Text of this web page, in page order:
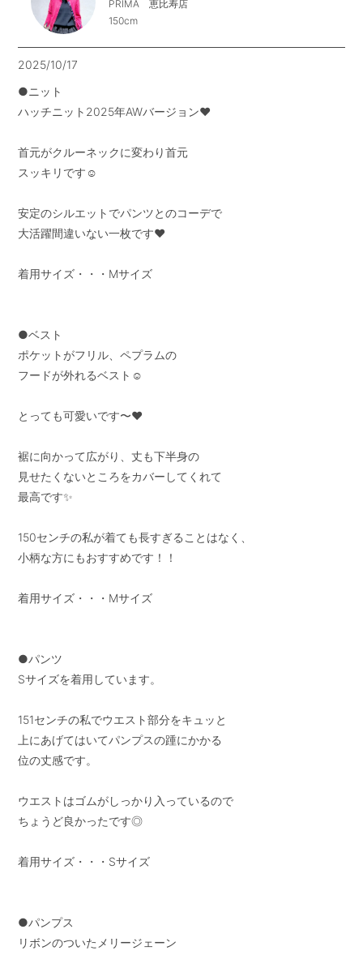
PRIMA 恵比寿店
150cm
2025/10/17
●ニット
ハッチニット2025年AWバージョン❤︎
首元がクルーネックに変わり首元
スッキリです☺︎
安定のシルエットでパンツとのコーデで
大活躍間違いない一枚です❤︎
着用サイズ・・・Mサイズ
●ベスト
ポケットがフリル、ペプラムの
フードが外れるベスト☺︎
とっても可愛いです〜❤︎
裾に向かって広がり、丈も下半身の
見せたくないところをカバーしてくれて
最高です✨
150センチの私が着ても長すぎることはなく、
小柄な方にもおすすめです！！
着用サイズ・・・Mサイズ
●パンツ
Sサイズを着用しています。
151センチの私でウエスト部分をキュッと
上にあげてはいてパンプスの踵にかかる
位の丈感です。
ウエストはゴムがしっかり入っているので
ちょうど良かったです◎
着用サイズ・・・Sサイズ
●パンプス
リボンのついたメリージェーン